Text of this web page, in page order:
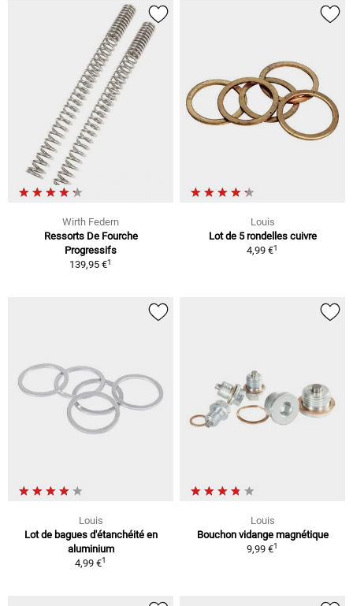
Wirth Federn
Ressorts De Fourche
Progressifs
139,95 €1
Louis
Lot de 5 rondelles cuivre
4,99 €1
Louis
Lot de bagues d'étanchéité en
aluminium
4,99 €1
Louis
Bouchon vidange magnétique
9,99 €1